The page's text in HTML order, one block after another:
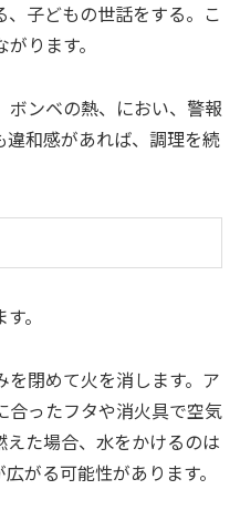
子どもの世話をする。こ
ります。
ボンベの熱、におい、警報
和感があれば、調理を続
。
閉めて火を消します。ア
合ったフタや消火具で空気
た場合、水をかけるのは
がる可能性があります。